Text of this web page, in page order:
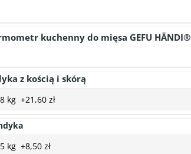
kuchenny do mięsa GEFU HÄNDI®
z kością i skórą